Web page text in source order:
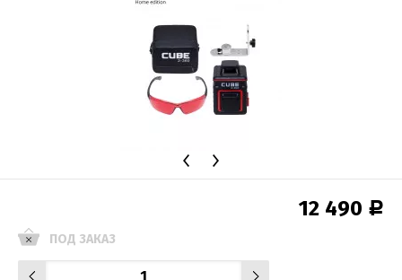
12 490 Р
ПОД ЗАКАЗ